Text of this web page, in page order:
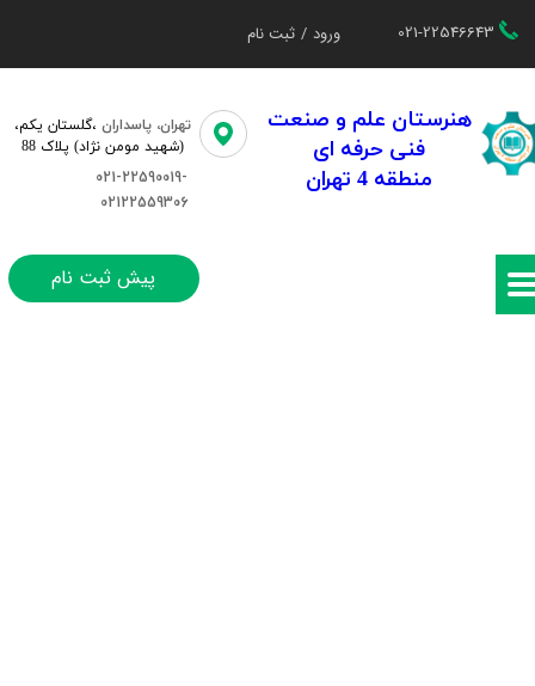
021-22546643 ورود / ثبت نام
تغییر گذر واژه
سفارشات
هنرستان علم و صنعت
فنی حرفه ای
منطقه 4 تهران
تهران، پاسداران ،گلستان یکم،​​
(شهید مومن نژاد) پلاک 88
021-22590019-
02122559306
پیش ثبت نام